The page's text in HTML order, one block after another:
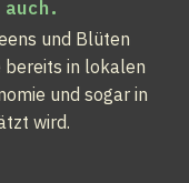
und Blüten
bereits in lokalen
und sogar in
wird.